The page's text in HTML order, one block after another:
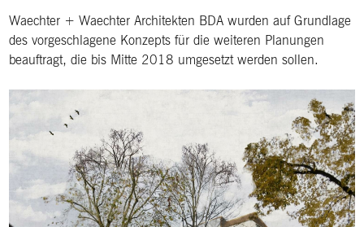
Waechter + Waechter Architekten BDA wurden auf Grundlage
des vorgeschlagene Konzepts für die weiteren Planungen
beauftragt, die bis Mitte 2018 umgesetzt werden sollen.